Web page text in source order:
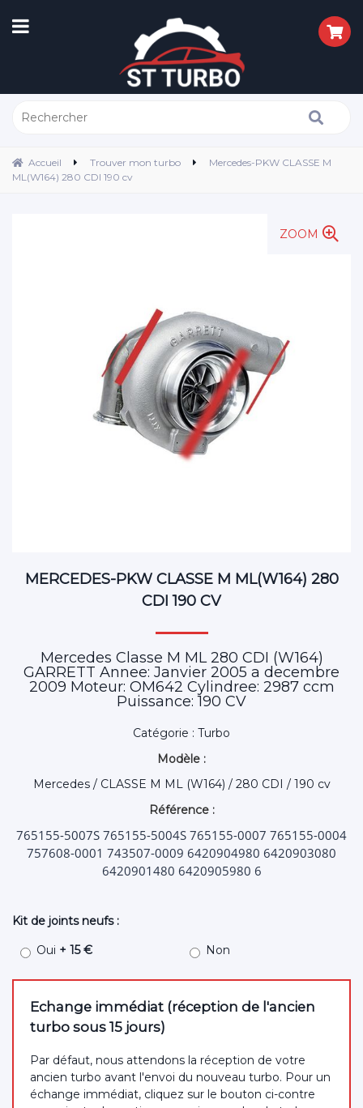
Accueil Trouver mon turbo
Mercedes-PKW CLASSE M
ML(W164) 280 CDI 190 cv
ZOOM
MERCEDES-PKW CLASSE M ML(W164) 280
CDI 190 CV
Mercedes Classe M ML 280 CDI (W164)
GARRETT Annee: Janvier 2005 a decembre
2009 Moteur: OM642 Cylindree: 2987 ccm
Puissance: 190 CV
Catégorie : Turbo
Modèle :
Mercedes / CLASSE M ML (W164) / 280 CDI / 190 cv
Référence :
765155-5007S 765155-5004S 765155-0007 765155-0004
757608-0001 743507-0009 6420904980 6420903080
6420901480 6420905980 6
Kit de joints neufs :
Oui + 15 € Non
Echange immédiat (réception de l'ancien
turbo sous 15 jours)
Par défaut, nous attendons la réception de votre
ancien turbo avant l'envoi du nouveau turbo. Pour un
échange immédiat, cliquez sur le bouton ci-contre